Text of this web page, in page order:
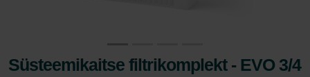
Süsteemikaitse filtrikomplekt - EVO 3/4